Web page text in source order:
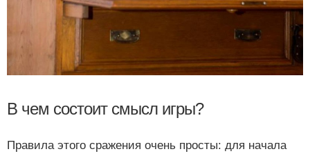
В чем состоит смысл игры?
Правила этого сражения очень просты: для начала